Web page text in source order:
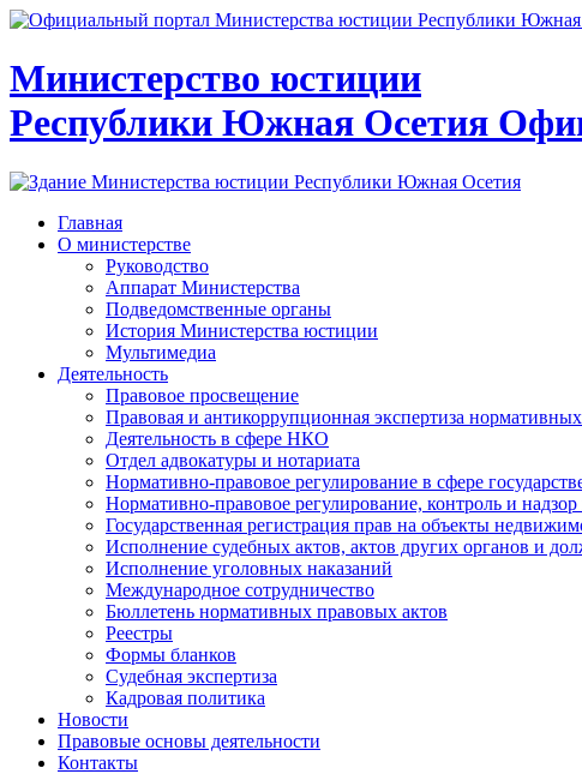
Министерство юстиции
Республики Южная Осетия
Главная
О министерстве
Руководство
Аппарат Министерства
Подведомственные органы
История Министерства юстиции
Мультимедиа
Деятельность
Правовое просвещение
Правовая и антикоррупционная экспертиза
Деятельность в сфере НКО
Отдел адвокатуры и нотариата
Нормативно-правовое регулирование в сфере
Нормативно-правовое регулирование, контроль и
Государственная регистрация прав на объекты
Исполнение судебных актов, актов других органов и
Исполнение уголовных наказаний
Международное сотрудничество
Бюллетень нормативных правовых актов
Реестры
Формы бланков
Судебная экспертиза
Кадровая политика
Новости
Правовые основы деятельности
Контакты